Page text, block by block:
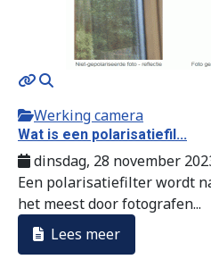
Werking camera
Wat is een polarisatiefil...
dinsdag, 28 november
Een polarisatiefilter wordt
het meest door fotografen...
Lees meer